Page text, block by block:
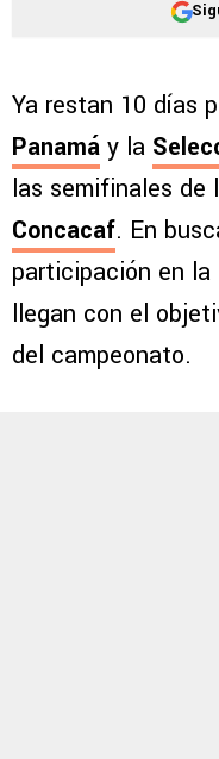
Ya restan 10 días
Panamá y la
las semifinales de
Concacaf. En
participación en la
llegan con el
del campeonato.